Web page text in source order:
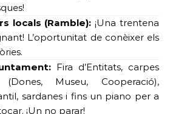
locals (Ramble): ¡Una trentena
L’oportunitat de conèixer els
Fira d’Entitats, carpes
(Dones, Museu, Cooperació),
sardanes i fins un piano per a
¡Un no parar!